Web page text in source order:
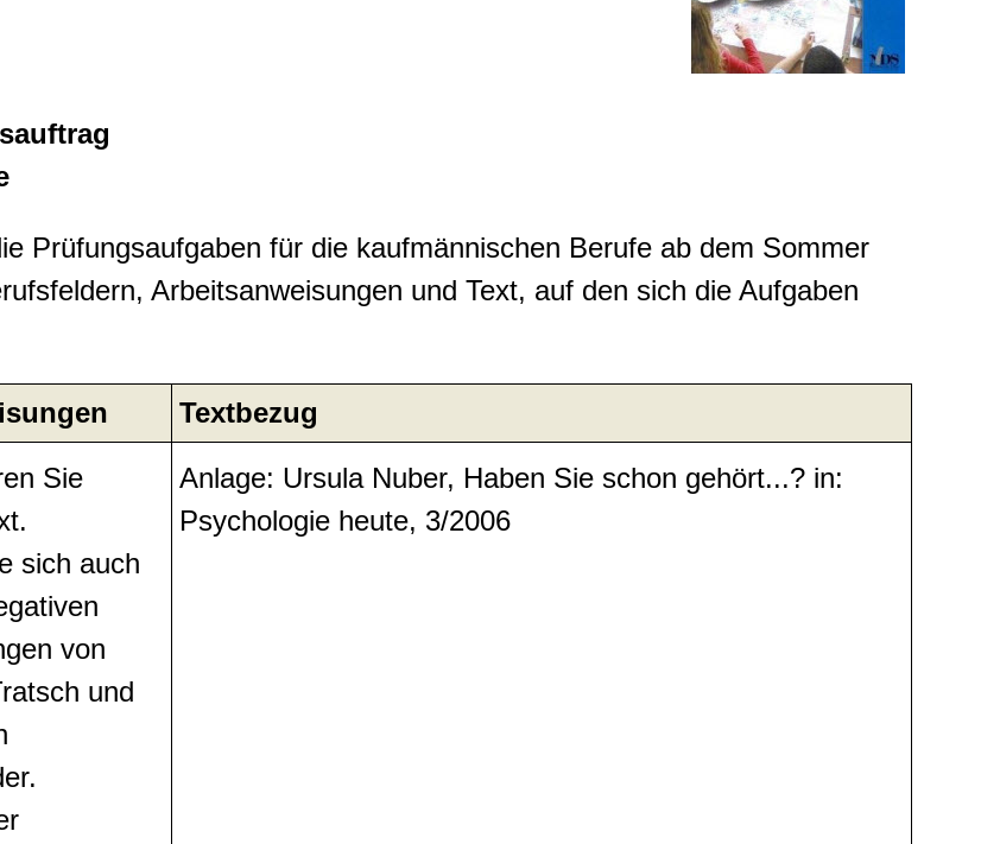
Prüfungsaufgaben für die kaufmännischen Berufe ab dem Sommer
Arbeitsanweisungen und Text, auf den sich die Aufgaben
Textbezug
Sie
sich auch
von
und
Anlage: Ursula Nuber, Haben Sie schon gehört...? in:
Psychologie heute, 3/2006